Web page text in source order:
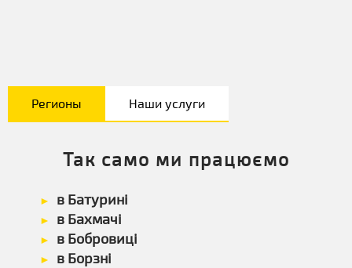
Регионы Наши услуги
Так само ми працюємо
в Батурині
в Бахмачі
в Бобровиці
в Борзні